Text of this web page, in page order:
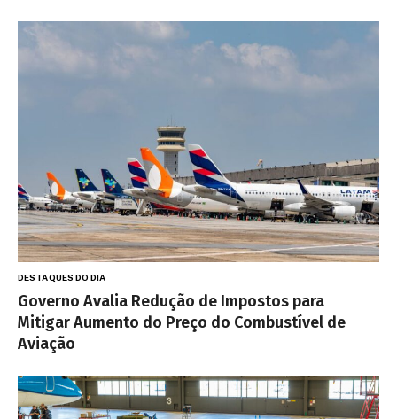
DESTAQUES DO DIA
Governo Avalia Redução de Impostos para
Mitigar Aumento do Preço do Combustível de
Aviação